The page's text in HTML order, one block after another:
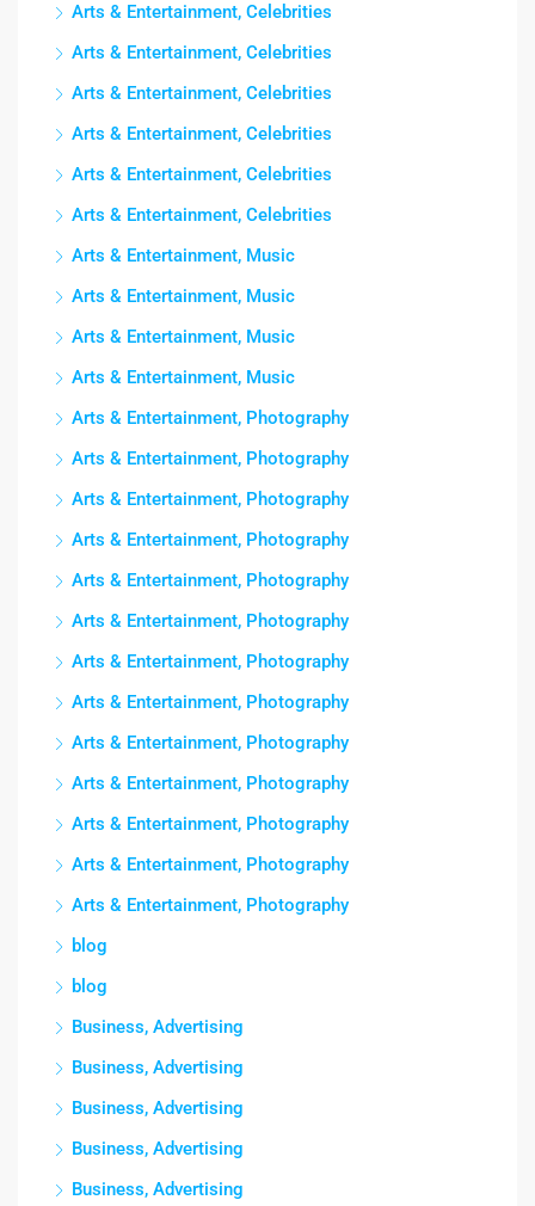
Arts & Entertainment, Celebrities
Arts & Entertainment, Celebrities
Arts & Entertainment, Celebrities
Arts & Entertainment, Celebrities
Arts & Entertainment, Celebrities
Arts & Entertainment, Celebrities
Arts & Entertainment, Music
Arts & Entertainment, Music
Arts & Entertainment, Music
Arts & Entertainment, Music
Arts & Entertainment, Photography
Arts & Entertainment, Photography
Arts & Entertainment, Photography
Arts & Entertainment, Photography
Arts & Entertainment, Photography
Arts & Entertainment, Photography
Arts & Entertainment, Photography
Arts & Entertainment, Photography
Arts & Entertainment, Photography
Arts & Entertainment, Photography
Arts & Entertainment, Photography
Arts & Entertainment, Photography
Arts & Entertainment, Photography
blog
blog
Business, Advertising
Business, Advertising
Business, Advertising
Business, Advertising
Business, Advertising